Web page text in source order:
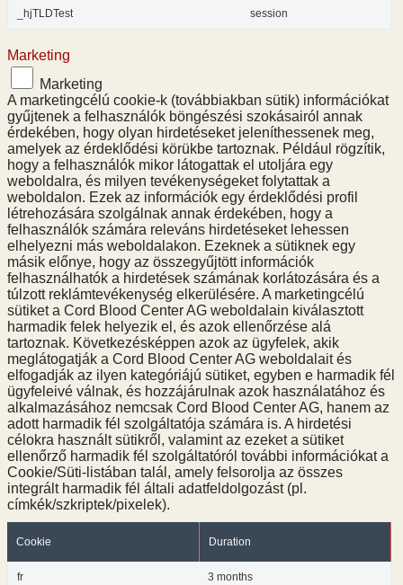
_hjTLDTest session
Marketing
Marketing
A marketingcélú cookie-k (továbbiakban sütik) információkat
gyűjtenek a felhasználók böngészési szokásairól annak
érdekében, hogy olyan hirdetéseket jeleníthessenek meg,
amelyek az érdeklődési körükbe tartoznak. Például rögzítik,
hogy a felhasználók mikor látogattak el utoljára egy
weboldalra, és milyen tevékenységeket folytattak a
weboldalon. Ezek az információk egy érdeklődési profil
létrehozására szolgálnak annak érdekében, hogy a
felhasználók számára releváns hirdetéseket lehessen
elhelyezni más weboldalakon. Ezeknek a sütiknek egy
másik előnye, hogy az összegyűjtött információk
felhasználhatók a hirdetések számának korlátozására és a
túlzott reklámtevékenység elkerülésére. A marketingcélú
sütiket a Cord Blood Center AG weboldalain kiválasztott
harmadik felek helyezik el, és azok ellenőrzése alá
tartoznak. Következésképpen azok az ügyfelek, akik
meglátogatják a Cord Blood Center AG weboldalait és
elfogadják az ilyen kategóriájú sütiket, egyben e harmadik fél
ügyfeleivé válnak, és hozzájárulnak azok használatához és
alkalmazásához nemcsak Cord Blood Center AG, hanem az
adott harmadik fél szolgáltatója számára is. A hirdetési
célokra használt sütikről, valamint az ezeket a sütiket
ellenőrző harmadik fél szolgáltatóról további információkat a
Cookie/Süti-listában talál, amely felsorolja az összes
integrált harmadik fél általi adatfeldolgozást (pl.
címkék/szkriptek/pixelek).
Cookie Duration
fr 3 months